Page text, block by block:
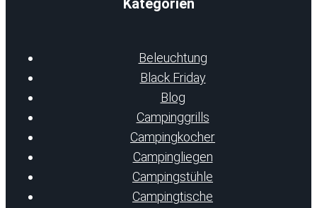
Kategorien
Beleuchtung
Black Friday
Blog
Campinggrills
Campingkocher
Campingliegen
Campingstühle
Campingtische